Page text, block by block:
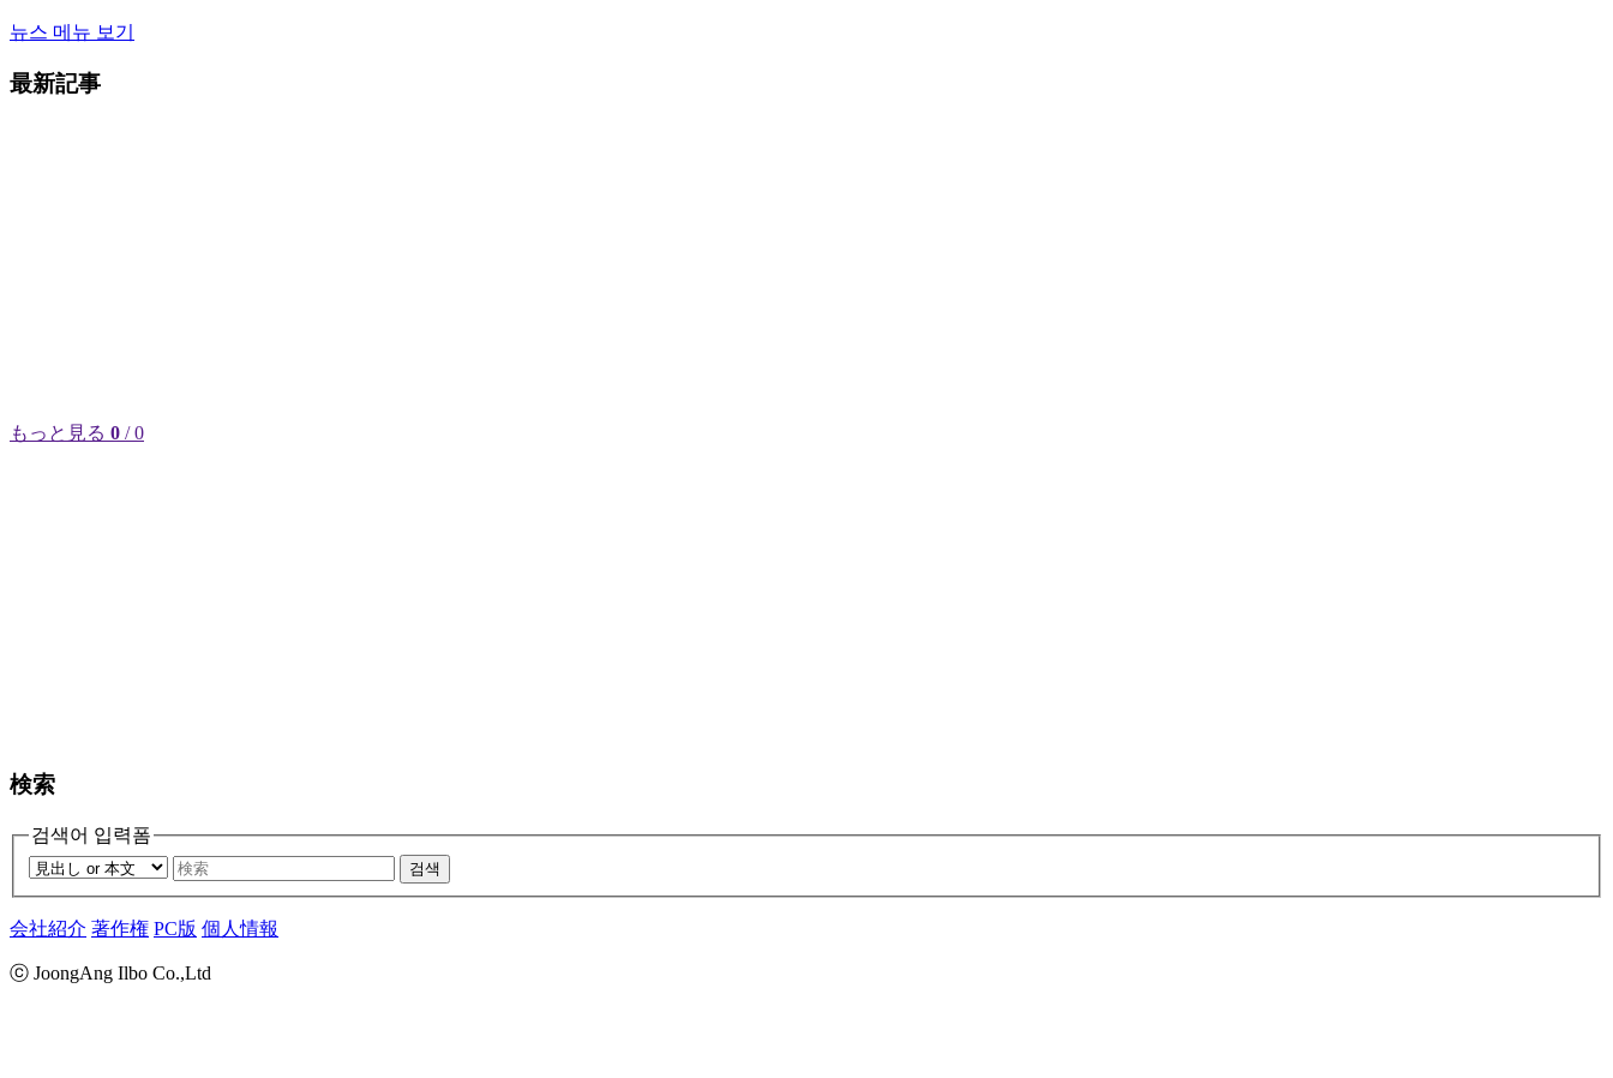
뉴스 메뉴 보기
最新記事
もっと見る 0 / 0
検索
검색어 입력폼
검색
会社紹介 著作権 PC版 個人情報
ⓒ JoongAng Ilbo Co.,Ltd